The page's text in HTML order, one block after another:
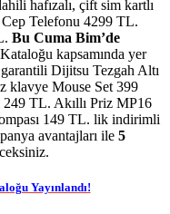
hafızalı, çift sim kartlı
Telefonu 4299 TL.
Bu Cuma Bim’de
kapsamında yer
Dijitsu Tezgah Altı
klavye Mouse Set 399
TL. Akıllı Priz MP16
149 TL. lik indirimli
avantajları ile 5
Yayınlandı!